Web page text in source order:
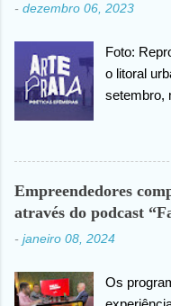
outro
da sua
- dezembro 06, 2023
Foto:
o litoral
setembro,
Nesta
mini
que
nove
trabalhos
Empreendedores
através do podcast
- janeiro 08, 2024
Os